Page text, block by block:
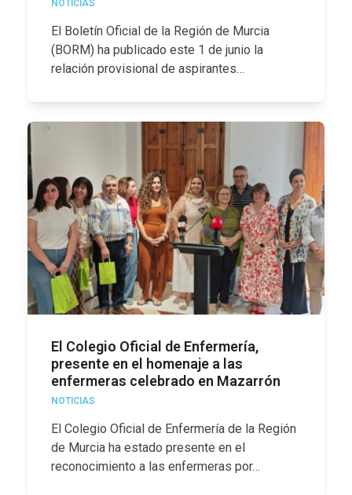
NOTICIAS
El Boletín Oficial de la Región de Murcia
(BORM) ha publicado este 1 de junio la
relación provisional de aspirantes…
El Colegio Oficial de Enfermería,
presente en el homenaje a las
enfermeras celebrado en Mazarrón
NOTICIAS
El Colegio Oficial de Enfermería de la Región
de Murcia ha estado presente en el
reconocimiento a las enfermeras por…